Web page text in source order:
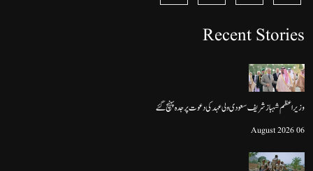
Recent Stories
وزیراعظم شہباز شریف سعودی ولی عہد کی دعوت پر جدہ پہنچ گئے
06 August 2026